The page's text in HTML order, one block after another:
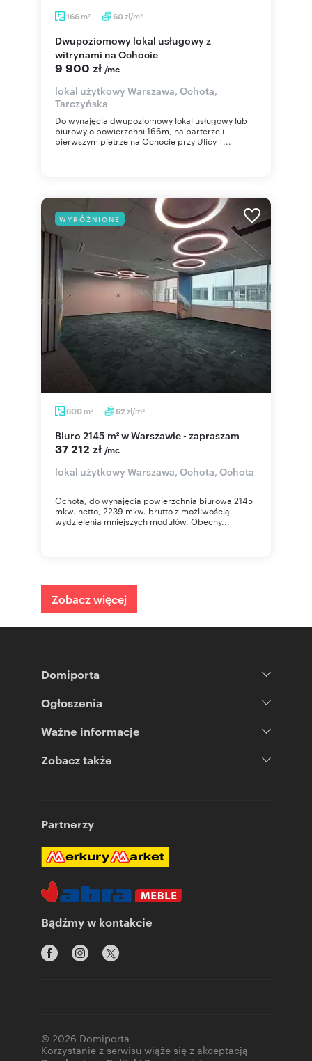
166 m2 60zł/m2
Dwupoziomowy lokal usługowy z
witrynami na Ochocie
9 900 zł /mc
lokal użytkowy Warszawa, Ochota,
Tarczyńska
Do wynajęcia dwupoziomowy lokal usługowy lub
biurowy o powierzchni 166m, na parterze i
pierwszym piętrze na Ochocie przy Ulicy T...
WYRÓŻNIONE
600 m2 62 zł/m2
Biuro 2145 m² w Warszawie - zapraszam
37 212 zł /mc
lokal użytkowy Warszawa, Ochota, Ochota
Ochota, do wynajęcia powierzchnia biurowa 2145
mkw. netto, 2239 mkw. brutto z możliwością
wydzielenia mniejszych modułów. Obecny...
Zobacz więcej
Domiporta
Ogłoszenia
Ważne informacje
Zobacz także
Partnerzy
Bądźmy w kontakcie
© 2026 Domiporta
Korzystanie z serwisu wiąże się z akceptacją